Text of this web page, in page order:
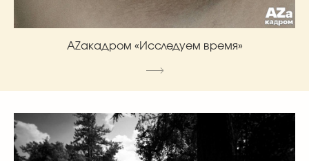
AZакадром «Исследуем время»